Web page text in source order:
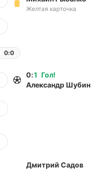
Желтая карточка
0:0
Гол!
0:1
Александр Шубин
Дмитрий Садов